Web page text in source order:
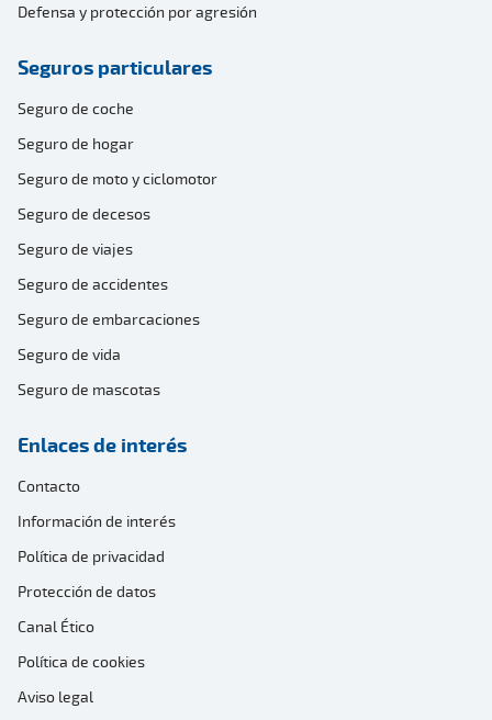
Defensa y protección por agresión
Seguros particulares
Seguro de coche
Seguro de hogar
Seguro de moto y ciclomotor
Seguro de decesos
Seguro de viajes
Seguro de accidentes
Seguro de embarcaciones
Seguro de vida
Seguro de mascotas
Enlaces de interés
Contacto
Información de interés
Política de privacidad
Protección de datos
Canal Ético
Política de cookies
Aviso legal